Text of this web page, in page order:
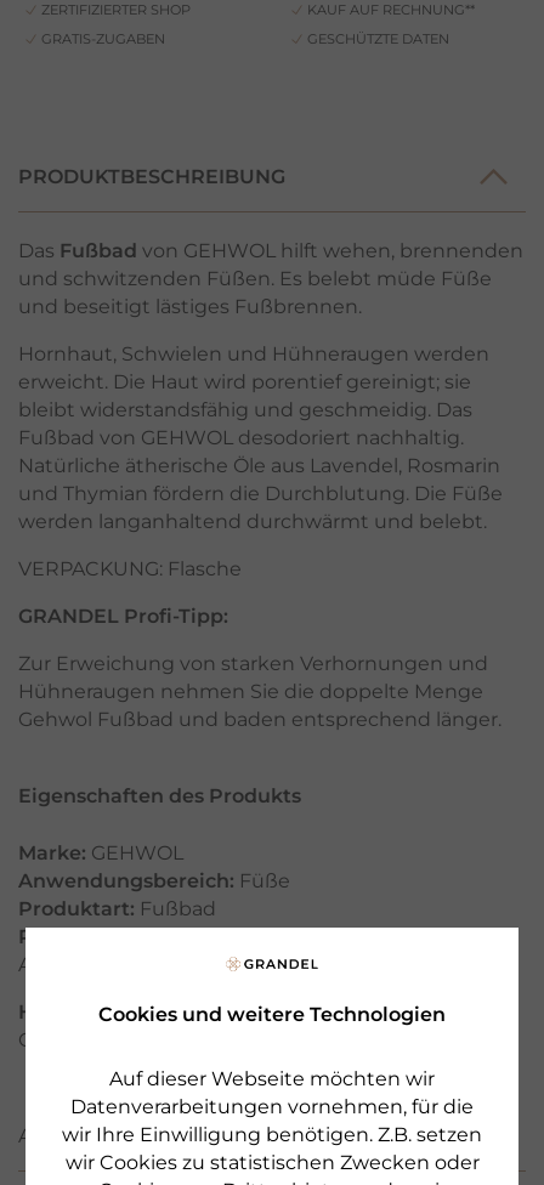
Cookies und weitere Technologien
Auf dieser Webseite möchten wir
Datenverarbeitungen vornehmen, für die
wir Ihre Einwilligung benötigen. Z.B. setzen
wir Cookies zu statistischen Zwecken oder
ZERTIFIZIERTER SHOP
KAUF AUF RECHNUNG**
GRATIS-ZUGABEN
GESCHÜTZTE DATEN
PRODUKTBESCHREIBUNG
Das Fußbad von GEHWOL hilft wehen, brennenden
und schwitzenden Füßen. Es belebt müde Füße
und beseitigt lästiges Fußbrennen.
Hornhaut, Schwielen und Hühneraugen werden
erweicht. Die Haut wird porentief gereinigt; sie
bleibt widerstandsfähig und geschmeidig. Das
Fußbad von GEHWOL desodoriert nachhaltig.
Natürliche ätherische Öle aus Lavendel, Rosmarin
und Thymian fördern die Durchblutung. Die Füße
werden langanhaltend durchwärmt und belebt.
VERPACKUNG: Flasche
GRANDEL Profi-Tipp:
Zur Erweichung von starken Verhornungen und
Hühneraugen nehmen Sie die doppelte Menge
Gehwol Fußbad und baden entsprechend länger.
Eigenschaften des Produkts
Marke: GEHWOL
Anwendungsbereich: Füße
Produktart: Fußbad
Pflegewirkung:
Antitranspirieren
Beleben
Hersteller:Eduard Gerlach GmbH, Lübbecke /
Germany, www.gehwol.de
ANWENDUNG